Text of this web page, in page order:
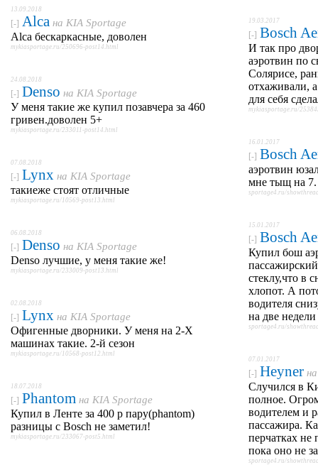
13.09.2018
[-] Alca на KIA Sportage
Alca бескаркасные, доволен
mykiasportage.ru/250696-post14.html
24.08.2018
[-] Denso на KIA Sportage
У меня такие же купил позавчера за 460
гривен.доволен 5+
mykiasportage.ru/233011-post14.html
07.08.2018
[-] Lynx на KIA Sportage
такиеже стоят отличные
mykiasportage.ru/10569-post13.html
06.08.2018
[-] Denso на KIA Sportage
Denso лучшие, у меня такие же!
mykiasportage.ru/233009-post13.html
02.08.2018
[-] Lynx на KIA Sportage
Офигенные дворники. У меня на 2-Х
машинах такие. 2-й сезон
mykiasportage.ru/10568-post12.html
18.07.2018
[-] Phantom на KIA Sportage
Купил в Ленте за 400 р пару(phantom)
разницы с Bosch не заметил!
mykiasportage.ru/233067-post5.html
19.03.2017
[-] Bosch
И так про
аэротвин по
Солярисе,
отхаживали,
для себя
mykiasportage.ru/
16.01.2017
[-] Bosch
аэротвин
мне тыщ на 7.
sportage4.ru/
15.01.2017
[-] Bosch
Купил бош
стеклу,что в
хлопот. А
водителя
на две
sportage4.ru/
07.01.2017
[-] Heyner
Случился в
полное.
водителем и
пассажира.
перчатках не
пока оно не
sportage4.ru/